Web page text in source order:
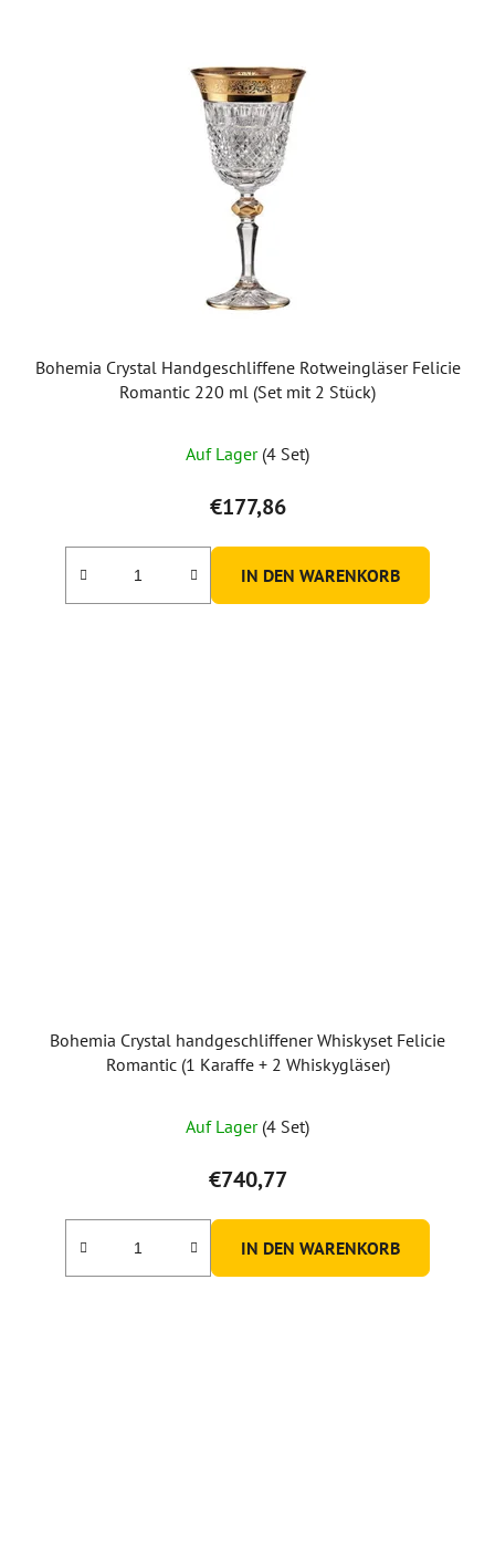
Bohemia Crystal Handgeschliffene Rotweingläser Felicie
Romantic 220 ml (Set mit 2 Stück)
Auf Lager (4 Set)
€177,86
IN DEN WARENKORB
Bohemia Crystal handgeschliffener Whiskyset Felicie
Romantic (1 Karaffe + 2 Whiskygläser)
Auf Lager (4 Set)
€740,77
IN DEN WARENKORB